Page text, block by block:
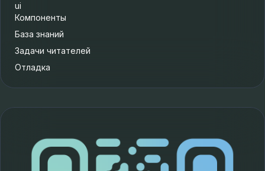
ui
Компоненты
База знаний
Задачи читателей
Отладка